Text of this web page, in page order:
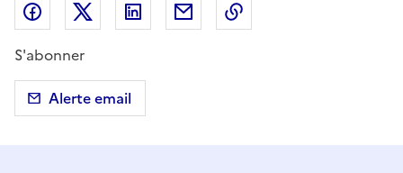
Partager sur Facebook
Partager sur X (anciennement Twitter)
Partager sur LinkedIn
Partager par email
S'abonner
Alerte email